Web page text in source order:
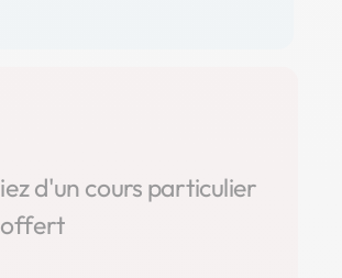
d'un cours particulier
offert